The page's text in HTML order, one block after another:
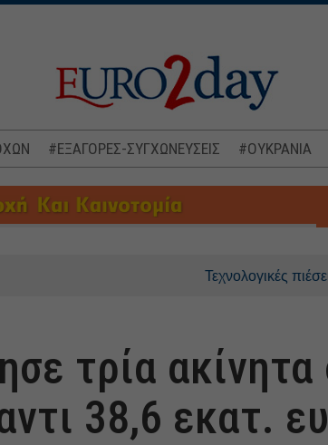
#ΕΞΑΓΟΡΕΣ-ΣΥΓΧΩΝΕΥΣΕΙΣ #ΟΥΚΡΑΝΙΑ
Τεχνολογικές πιέσεις
τρία
38,6 εκατ.